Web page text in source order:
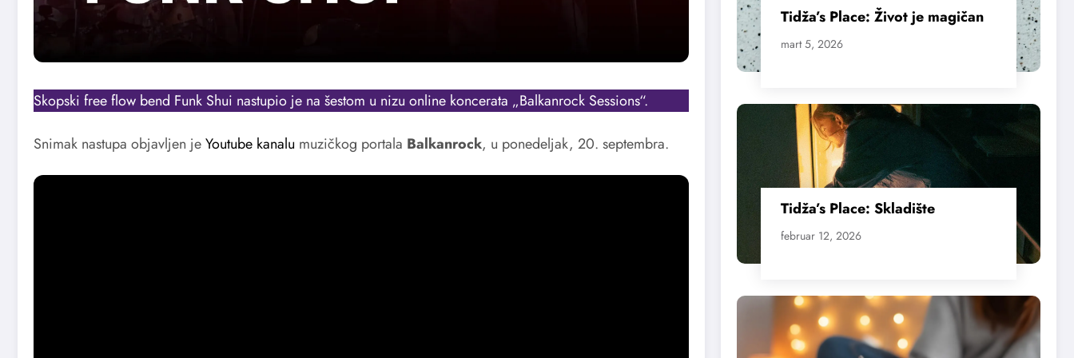
Skopski free flow bend Funk Shui nastupio je na šestom u nizu online koncerata „Balkanrock Sessions“.
Snimak nastupa objavljen jeYoutube kanalu muzičkog portala Balkanrock, u ponedeljak, 20. septembra.
Tidža’s Place: Život je magičan
mart 5, 2026
Tidža’s Place: Skladište
februar 12, 2026